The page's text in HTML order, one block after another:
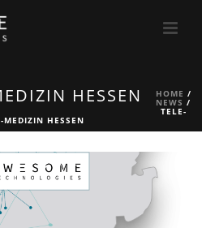
HESSEN HOME /
NEWS /
TELE-
MEDIZIN HESSEN